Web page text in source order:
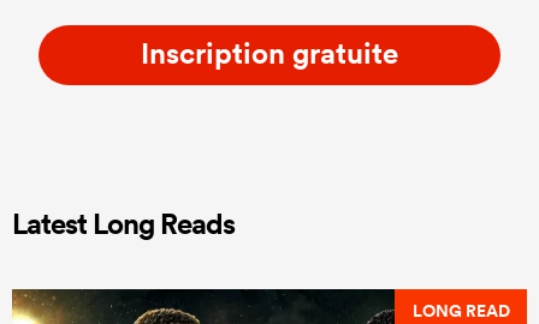
Inscription gratuite
Latest Long Reads
LONG READ